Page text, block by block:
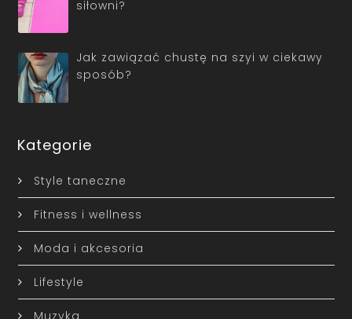
siłowni?
Jak zawiązać chustę na szyi w ciekawy
sposób?
Kategorie
Style taneczne
Fitness i wellness
Moda i akcesoria
Lifestyle